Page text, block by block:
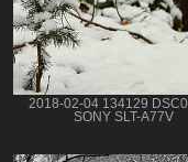
2018-02-04 134129
SONY SLT-A77V